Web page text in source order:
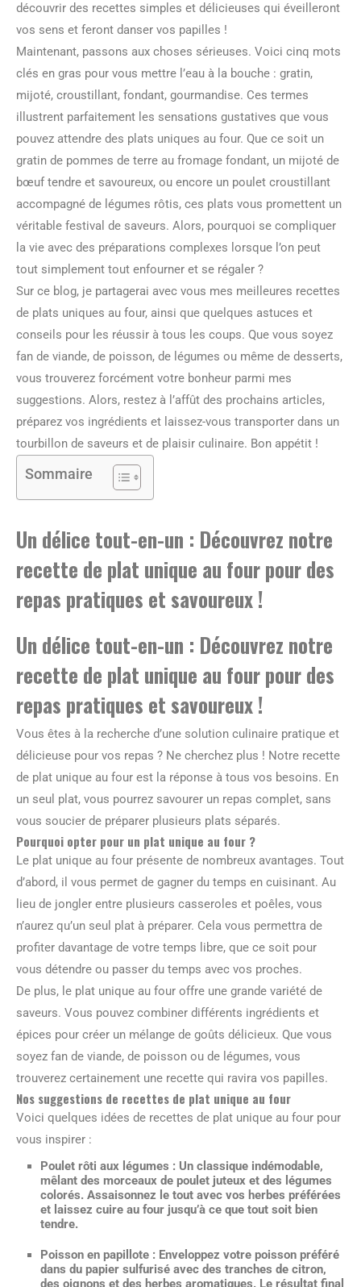
découvrir des recettes simples et délicieuses qui éveilleront
vos sens et feront danser vos papilles !
Maintenant, passons aux choses sérieuses. Voici cinq mots
clés en gras pour vous mettre l’eau à la bouche : gratin,
mijoté, croustillant, fondant, gourmandise. Ces termes
illustrent parfaitement les sensations gustatives que vous
pouvez attendre des plats uniques au four. Que ce soit un
gratin de pommes de terre au fromage fondant, un mijoté de
bœuf tendre et savoureux, ou encore un poulet croustillant
accompagné de légumes rôtis, ces plats vous promettent un
véritable festival de saveurs. Alors, pourquoi se compliquer
la vie avec des préparations complexes lorsque l’on peut
tout simplement tout enfourner et se régaler ?
Sur ce blog, je partagerai avec vous mes meilleures recettes
de plats uniques au four, ainsi que quelques astuces et
conseils pour les réussir à tous les coups. Que vous soyez
fan de viande, de poisson, de légumes ou même de desserts,
vous trouverez forcément votre bonheur parmi mes
suggestions. Alors, restez à l’affût des prochains articles,
préparez vos ingrédients et laissez-vous transporter dans un
tourbillon de saveurs et de plaisir culinaire. Bon appétit !
Sommaire
Un délice tout-en-un : Découvrez notre
recette de plat unique au four pour des
repas pratiques et savoureux !
Un délice tout-en-un : Découvrez notre
recette de plat unique au four pour des
repas pratiques et savoureux !
Vous êtes à la recherche d’une solution culinaire pratique et
délicieuse pour vos repas ? Ne cherchez plus ! Notre recette
de plat unique au four est la réponse à tous vos besoins. En
un seul plat, vous pourrez savourer un repas complet, sans
vous soucier de préparer plusieurs plats séparés.
Pourquoi opter pour un plat unique au four ?
Le plat unique au four présente de nombreux avantages. Tout
d’abord, il vous permet de gagner du temps en cuisinant. Au
lieu de jongler entre plusieurs casseroles et poêles, vous
n’aurez qu’un seul plat à préparer. Cela vous permettra de
profiter davantage de votre temps libre, que ce soit pour
vous détendre ou passer du temps avec vos proches.
De plus, le plat unique au four offre une grande variété de
saveurs. Vous pouvez combiner différents ingrédients et
épices pour créer un mélange de goûts délicieux. Que vous
soyez fan de viande, de poisson ou de légumes, vous
trouverez certainement une recette qui ravira vos papilles.
Nos suggestions de recettes de plat unique au four
Voici quelques idées de recettes de plat unique au four pour
vous inspirer :
Poulet rôti aux légumes : Un classique indémodable,
mêlant des morceaux de poulet juteux et des légumes
colorés. Assaisonnez le tout avec vos herbes préférées
et laissez cuire au four jusqu’à ce que tout soit bien
tendre.
Poisson en papillote : Enveloppez votre poisson préféré
dans du papier sulfurisé avec des tranches de citron,
des oignons et des herbes aromatiques. Le résultat final